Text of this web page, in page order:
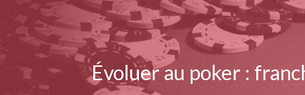
Évoluer au poker :